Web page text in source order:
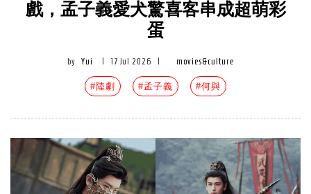
戲，孟子義愛犬驚喜客串成超萌彩
蛋
by Yui 17 Jul 2026 movies&culture
#陸劇 #孟子義 #何與